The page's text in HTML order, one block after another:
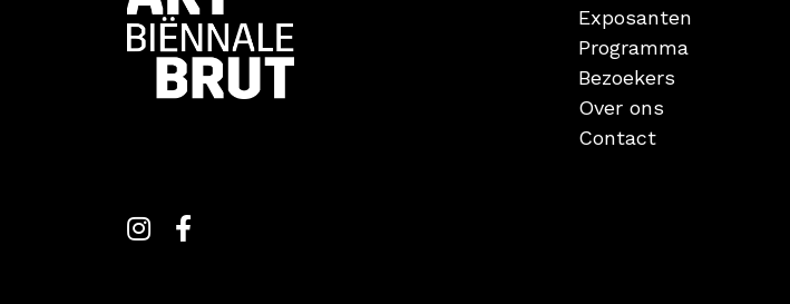
Bezoekers
Parking
Nieuws
ANBI
Exposanten
Programma
Bezoekers
Over ons
Contact